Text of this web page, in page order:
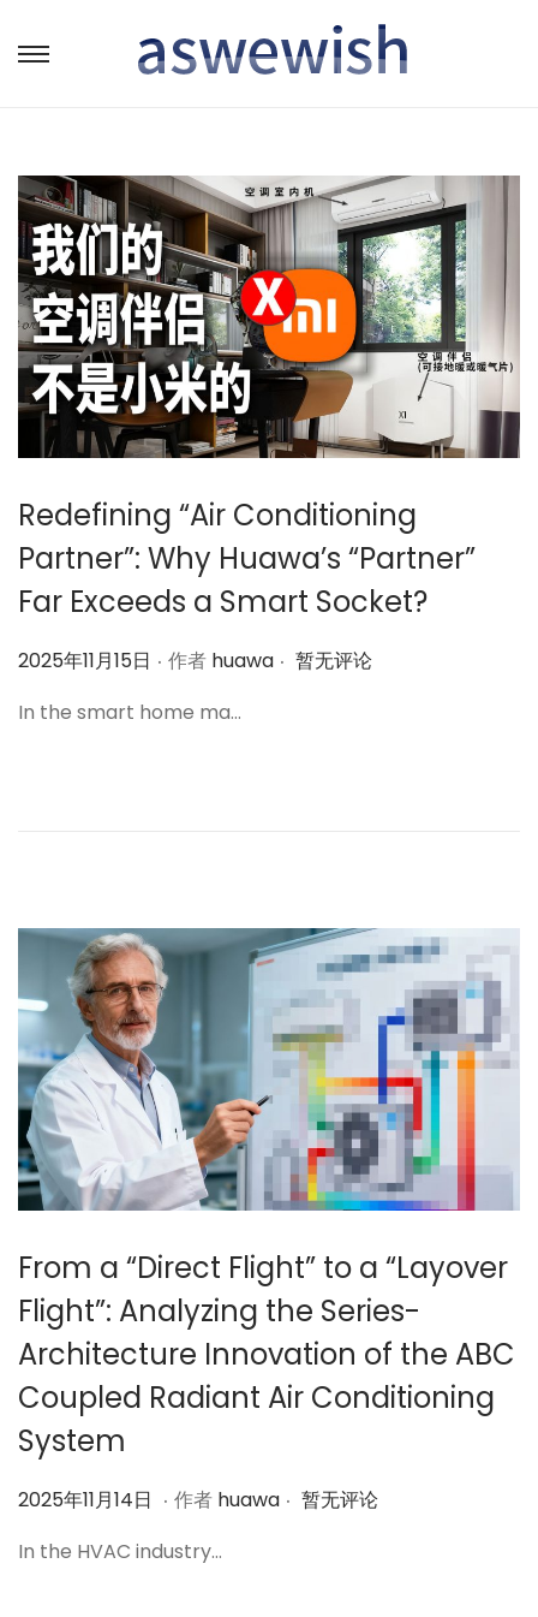
转
航
跳
容
Redefining “Air Conditioning
Partner”: Why Huawa’s “Partner”
Far Exceeds a Smart Socket?
作
2025年11月15日 . 作者 huawa . 暂无评论
In the smart home ma…
From a “Direct Flight” to a “Layover
Flight”: Analyzing the Series-
Architecture Innovation of the ABC
Coupled Radiant Air Conditioning
System
作
2025年11月14日 2
2
. 作者 huawa . 暂无评论
In the HVAC industry…